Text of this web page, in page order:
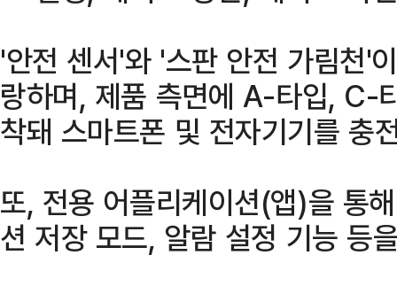
'안전 센서'와 '스판 안전 가림천'
랑하며, 제품 측면에 A-타입, C-
착돼 스마트폰 및 전자기기를 충
또, 전용 어플리케이션(앱)을 통
션 저장 모드, 알람 설정 기능 등